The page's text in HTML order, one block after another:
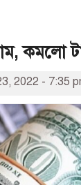
কমলো
2022 - 7:35